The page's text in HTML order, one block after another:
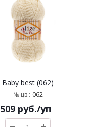
Baby best (062)
№ цв.: 062
509руб./уп